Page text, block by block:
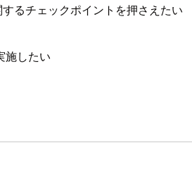
るチェックポイントを押さえたい
施したい